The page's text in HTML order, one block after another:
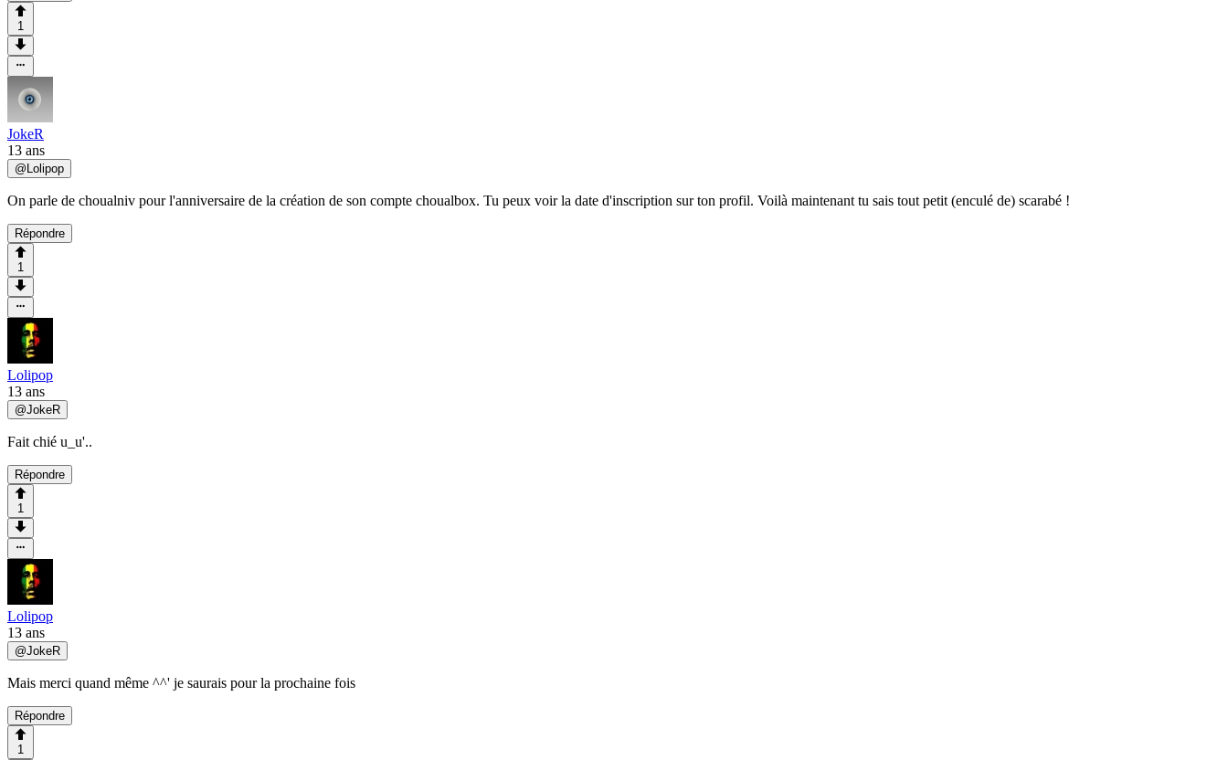
1
JokeR
13 ans
@ Lolipop
On parle de choualniv pour l'anniversaire de la création de son compte choualbox. Tu peux voir la date d'inscription sur ton profil. Voilà maintenant tu sais tout petit (enculé de) scarabé !
Répondre
1
Lolipop
13 ans
@JokeR
Fait chié u_u'..
Répondre
1
Lolipop
13 ans
@JokeR
Mais merci quand même ^^' je saurais pour la prochaine fois
Répondre
1